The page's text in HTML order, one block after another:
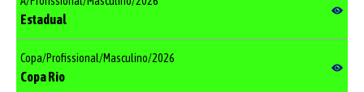
Estadual
Copa/Profissional/Masculino/2026
Copa Rio